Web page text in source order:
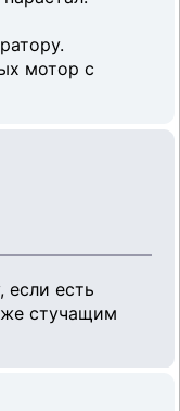
мотор с
есть
стучащим